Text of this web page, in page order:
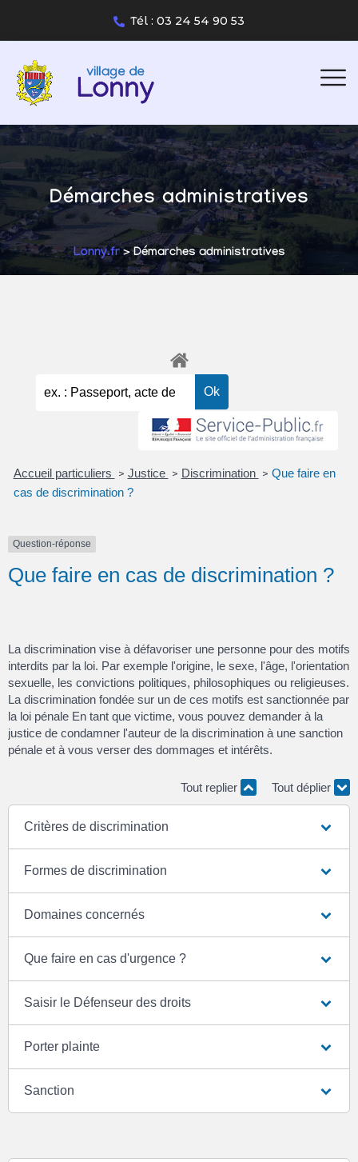
Tél : 03 24 54 90 53
Démarches administratives
Lonny.fr> Démarches administratives
Accueil particuliers > Justice > Discrimination > Que faire en
cas de discrimination ?
Question-réponse
Que faire en cas de discrimination ?
La discrimination vise à défavoriser une personne pour des motifs
interdits par la loi. Par exemple l'origine, le sexe, l'âge, l'orientation
sexuelle, les convictions politiques, philosophiques ou religieuses.
La discrimination fondée sur un de ces motifs est sanctionnée par
la loi pénale En tant que victime, vous pouvez demander à la
justice de condamner l'auteur de la discrimination à une sanction
pénale et à vous verser des dommages et intérêts.
Tout replier Tout déplier
Critères de discrimination
Formes de discrimination
Domaines concernés
Que faire en cas d'urgence ?
Saisir le Défenseur des droits
Porter plainte
Sanction